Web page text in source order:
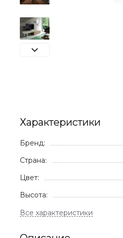
Характеристики
Бренд:
Страна:
Цвет:
Высота: